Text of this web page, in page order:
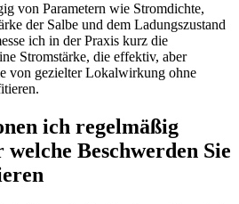
von Parametern⁤ wie Stromdichte,⁢
der ⁢Salbe und dem Ladungszustand
ich in ‍der Praxis kurz die
Stromstärke, die effektiv, aber
von⁤ gezielter Lokalwirkung ‍ohne
‍ich‌ regelmäßig
Beschwerden Sie